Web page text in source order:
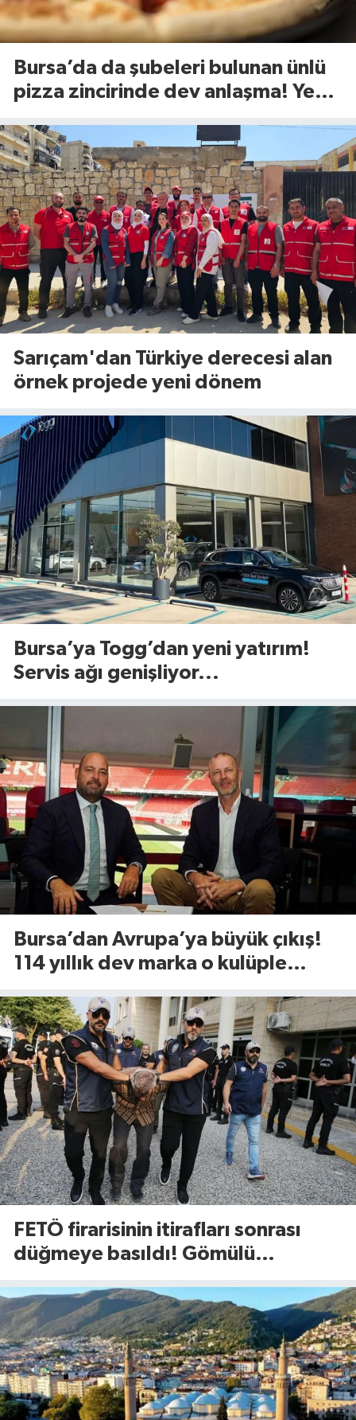
Bursa’da da şubeleri bulunan ünlü
pizza zincirinde dev anlaşma! Yeni
Sarıçam'dan Türkiye derecesi alan
örnek projede yeni dönem
Bursa’ya Togg’dan yeni yatırım!
Servis ağı genişliyor...
Bursa’dan Avrupa’ya büyük çıkış!
114 yıllık dev marka o kulüple
FETÖ firarisinin itirafları sonrası
düğmeye basıldı! Gömülü